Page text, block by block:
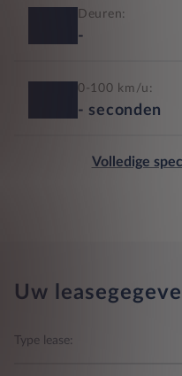
Deuren:
-
0-100 km/u:
- seconden
Volledige
Uw
Type lease: